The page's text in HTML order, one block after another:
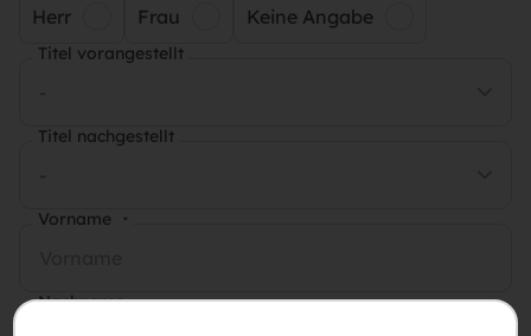
Herr Frau Keine Angabe
Titel vorangestellt
Titel nachgestellt
Vorname *
Nachname *